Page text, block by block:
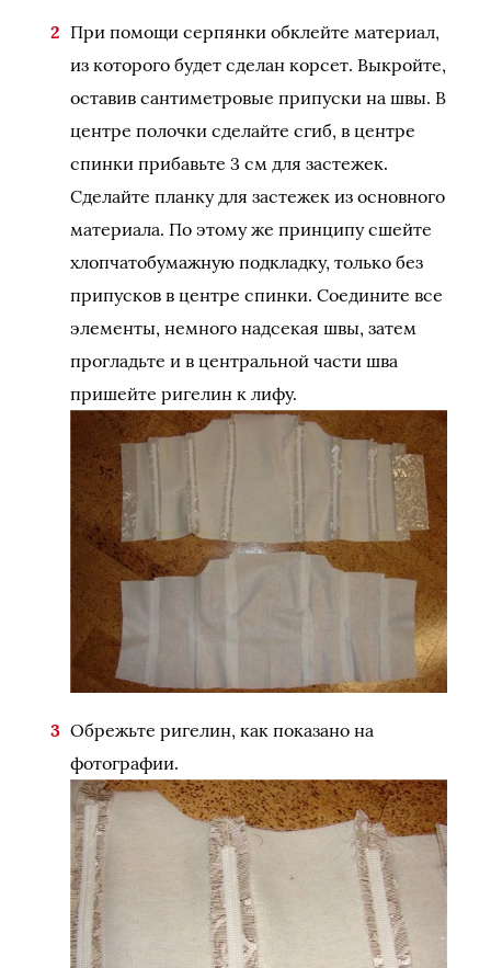
При помощи серпянки обклейте материал,
из которого будет сделан корсет. Выкройте,
оставив сантиметровые припуски на швы. В
центре полочки сделайте сгиб, в центре
спинки прибавьте 3 см для застежек.
Сделайте планку для застежек из основного
материала. По этому же принципу сшейте
хлопчатобумажную подкладку, только без
припусков в центре спинки. Соедините все
элементы, немного надсекая швы, затем
прогладьте и в центральной части шва
пришейте ригелин к лифу.
Обрежьте ригелин, как показано на
фотографии.